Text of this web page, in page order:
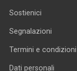
Sostienici
Segnalazioni
Termini e condizioni
Dati personali